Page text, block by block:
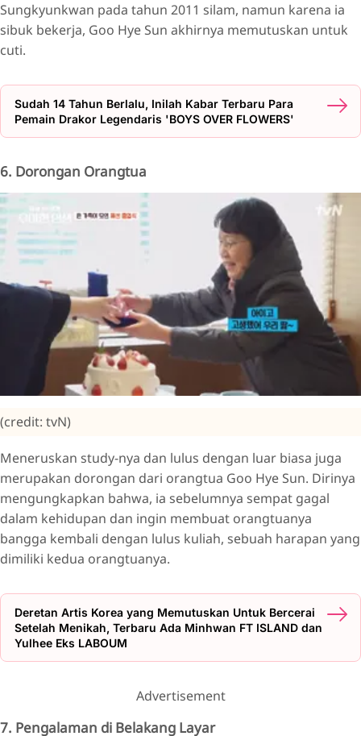
Sungkyunkwan pada tahun 2011 silam, namun karena ia
sibuk bekerja, Goo Hye Sun akhirnya memutuskan untuk
cuti.
Sudah 14 Tahun Berlalu, Inilah Kabar Terbaru Para
Pemain Drakor Legendaris 'BOYS OVER FLOWERS'
6. Dorongan Orangtua
(credit: tvN)
Meneruskan study-nya dan lulus dengan luar biasa juga
merupakan dorongan dari orangtua Goo Hye Sun. Dirinya
mengungkapkan bahwa, ia sebelumnya sempat gagal
dalam kehidupan dan ingin membuat orangtuanya
bangga kembali dengan lulus kuliah, sebuah harapan yang
dimiliki kedua orangtuanya.
Deretan Artis Korea yang Memutuskan Untuk Bercerai
Setelah Menikah, Terbaru Ada Minhwan FT ISLAND dan
Yulhee Eks LABOUM
Advertisement
7. Pengalaman di Belakang Layar